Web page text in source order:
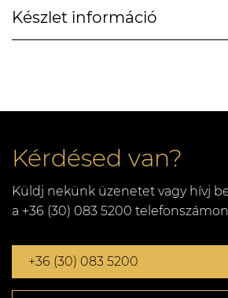
Készlet információ
Kérdésed van?
Küldj nekünk üzenetet vagy hívj
a +36 (30) 083 5200
+36 (30) 083 5200